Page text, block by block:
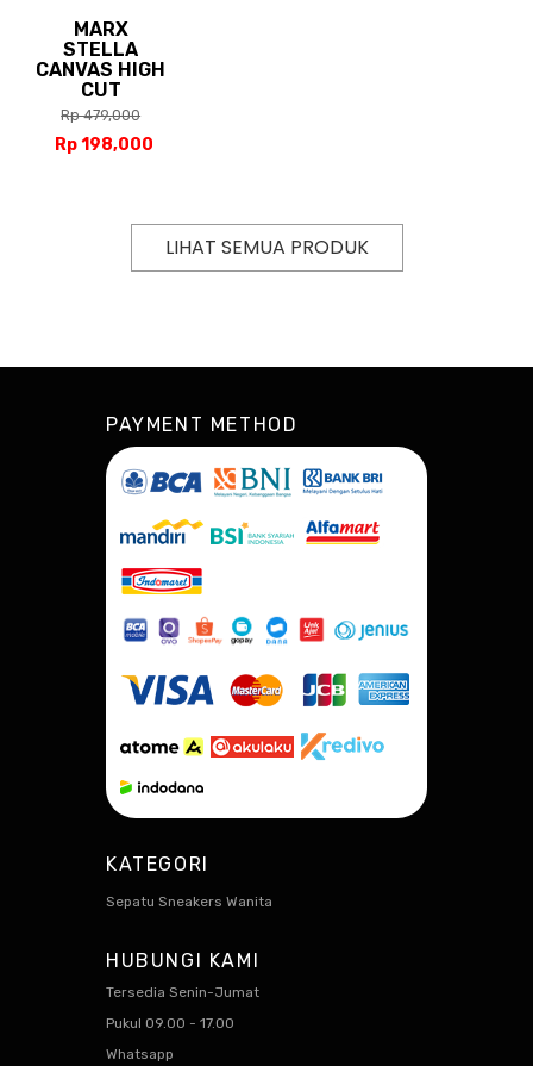
MARX
STELLA
CANVAS HIGH
CUT
Rp 479,000
Rp 198,000
LIHAT SEMUA PRODUK
PAYMENT METHOD
KATEGORI
Sepatu Sneakers Wanita
HUBUNGI KAMI
Tersedia Senin-Jumat
Pukul 09.00 - 17.00
Whatsapp